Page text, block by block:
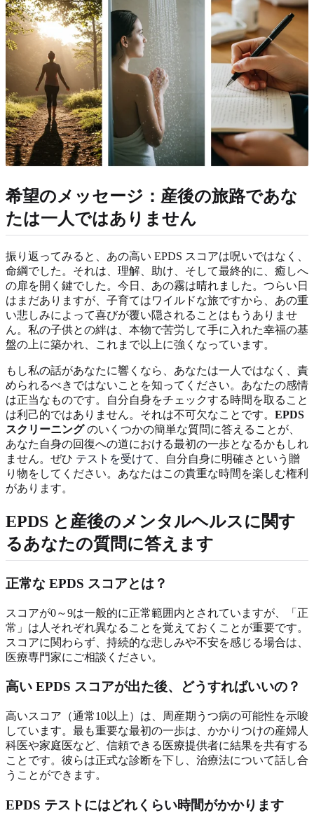
希望のメッセージ：産後の旅路であな
たは一人ではありません
振り返ってみると、あの高い EPDS スコアは呪いではなく、
命綱でした。それは、理解、助け、そして最終的に、癒しへ
の扉を開く鍵でした。今日、あの霧は晴れました。つらい日
はまだありますが、子育てはワイルドな旅ですから、あの重
い悲しみによって喜びが覆い隠されることはもうありませ
ん。私の子供との絆は、本物で苦労して手に入れた幸福の基
盤の上に築かれ、これまで以上に強くなっています。
もし私の話があなたに響くなら、あなたは一人ではなく、責
められるべきではないことを知ってください。あなたの感情
は正当なものです。自分自身をチェックする時間を取ること
は利己的ではありません。それは不可欠なことです。 EPDS
スクリーニングのいくつかの簡単な質問に答えることが、
あなた自身の回復への道における最初の一歩となるかもしれ
ません。ぜひ テストを受けて
、自分自身に明確さという贈
り物をしてください。あなたはこの貴重な時間を楽しむ権利
があります。
EPDS と産後のメンタルヘルスに関す
るあなたの質問に答えます
正常な EPDS スコアとは？
スコアが0～9は一般的に正常範囲内とされていますが、「正
常」は人それぞれ異なることを覚えておくことが重要です。
スコアに関わらず、持続的な悲しみや不安を感じる場合は、
医療専門家にご相談ください。
高い EPDS スコアが出た後、どうすればいいの？
高いスコア（通常10以上）は、周産期うつ病の可能性を示唆
しています。最も重要な最初の一歩は、かかりつけの産婦人
科医や家庭医など、信頼できる医療提供者に結果を共有する
ことです。彼らは正式な診断を下し、治療法について話し合
うことができます。
EPDS テストにはどれくらい時間がかかります